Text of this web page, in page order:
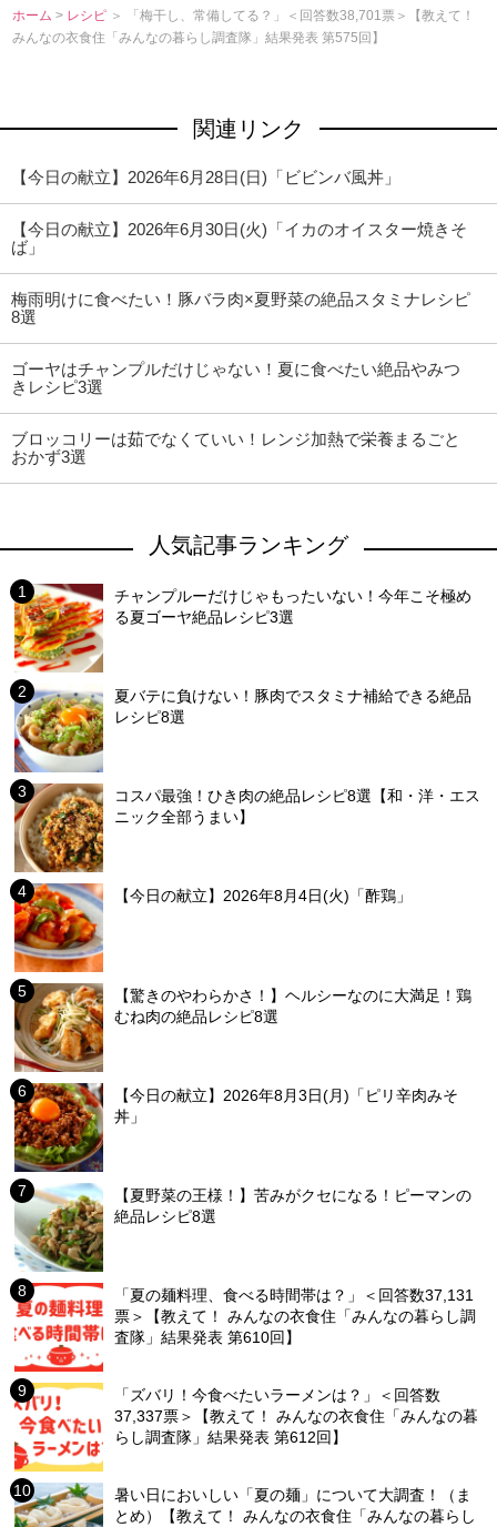
ホーム > レシピ ＞ 「梅干し、常備してる？」＜回答数38,701票＞【教えて！
みんなの衣食住「みんなの暮らし調査隊」結果発表 第575回】
関連リンク
【今日の献立】2026年6月28日(日)「ビビンバ風丼」
【今日の献立】2026年6月30日(火)「イカのオイスター焼きそ
ば」
梅雨明けに食べたい！豚バラ肉×夏野菜の絶品スタミナレシピ
8選
ゴーヤはチャンプルだけじゃない！夏に食べたい絶品やみつ
きレシピ3選
ブロッコリーは茹でなくていい！レンジ加熱で栄養まるごと
おかず3選
人気記事ランキング
チャンプルーだけじゃもったいない！今年こそ極め
る夏ゴーヤ絶品レシピ3選
夏バテに負けない！豚肉でスタミナ補給できる絶品
レシピ8選
コスパ最強！ひき肉の絶品レシピ8選【和・洋・エス
ニック全部うまい】
【今日の献立】2026年8月4日(火)「酢鶏」
【驚きのやわらかさ！】ヘルシーなのに大満足！鶏
むね肉の絶品レシピ8選
【今日の献立】2026年8月3日(月)「ピリ辛肉みそ
丼」
【夏野菜の王様！】苦みがクセになる！ピーマンの
絶品レシピ8選
「夏の麺料理、食べる時間帯は？」＜回答数37,131
票＞【教えて！ みんなの衣食住「みんなの暮らし調
査隊」結果発表 第610回】
「ズバリ！今食べたいラーメンは？」＜回答数
37,337票＞【教えて！ みんなの衣食住「みんなの暮
らし調査隊」結果発表 第612回】
暑い日においしい「夏の麺」について大調査！（ま
とめ）【教えて！ みんなの衣食住「みんなの暮らし